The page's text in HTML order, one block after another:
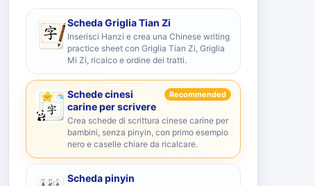
Scheda Griglia Tian Zi
Inserisci Hanzi e crea una Chinese writing
practice sheet con Griglia Tian Zi, Griglia
Mi Zi, ricalco e ordine dei tratti.
Schede cinesi
carine per scrivere
Recommended
Crea schede di scrittura cinese carine per
bambini, senza pinyin, con primo esempio
nero e caselle chiare da ricalcare.
Scheda pinyin